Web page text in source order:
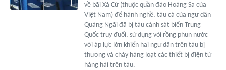
về bãi Xà Cừ (thuộc quần đảo Hoàng Sa của
Việt Nam) để hành nghề, tàu cá của ngư dân
Quảng Ngãi đã bị tàu cảnh sát biển Trung
Quốc truy đuổi, sử dụng vòi rồng phun nước
với áp lực lớn khiến hai ngư dân trên tàu bị
thương và cháy hàng loạt các thiết bị điện tử
hàng hải trên tàu.